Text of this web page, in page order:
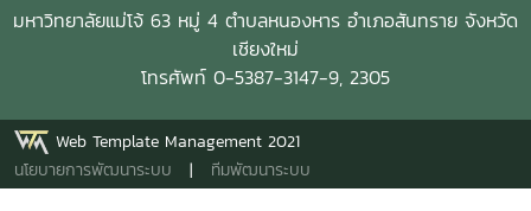
มหาวิทยาลัยแม่โจ้ 63 หมู่ 4 ตำบลหนองหาร อำเภอสันทราย จังหวัด
เชียงใหม่
โทรศัพท์ 0-5387-3147-9, 2305
Web Template Management 2021
นโยบายการพัฒนาระบบ | ทีมพัฒนาระบบ